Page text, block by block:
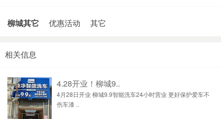
柳城其它 优惠活动 其它
相关信息
4.28开业！柳城9..
4月28日开业 柳城9.9智能洗车24小时营业 更好保护爱车不
伤车漆 ..